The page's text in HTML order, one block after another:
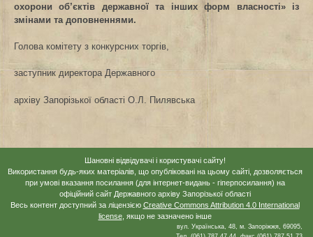
охорони об’єктів державної та інших форм власності» із
змінами та доповненнями.
Голова комітету з конкурсних торгів,
заступник директора Державного
архіву Запорізької області О.Л. Пилявська
Шановні відвідувачі і користувачі сайту!
Використання будь-яких матеріалів, що опубліковані на цьому сайті, дозволяється
при умові вказання посилання (для інтернет-видань - гіперпосилання) на
офіційний сайт Державного архіву Запорізької області
Весь контент доступний за ліцензією Creative Commons Attribution 4.0 International
license, якщо не зазначено інше
вул. Українська, 48, м. Запоріжжя, 69095,